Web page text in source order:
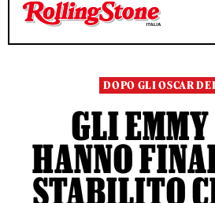
TEMPO DI LETTURA 9 MINUTI
TEMPO DI LETTURA 9 MINUTI
DOPO GLI OSCAR
GLI
HANNO
STABILITO